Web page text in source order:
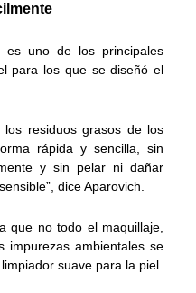
es uno de los principales
para los que se diseñó el
residuos grasos de los
rápida y sencilla, sin
y sin pelar ni dañar
dice Aparovich.
que no todo el maquillaje,
impurezas ambientales se
suave para la piel.